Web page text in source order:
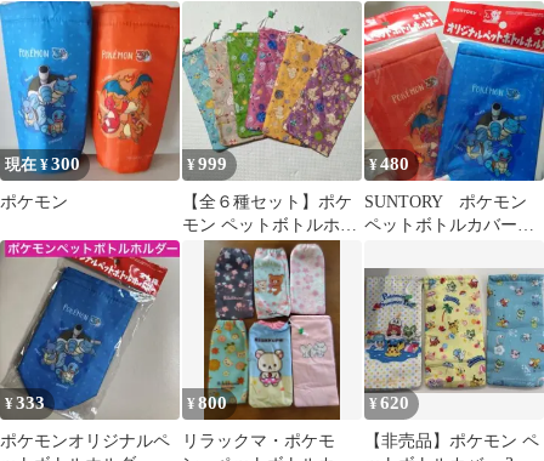
ー イッカネズミ×1個
現在 ¥300
ポケモン
¥999
【全６種セット】ポケ
モン ペットボトルホル
ダー ペットボトルカバ
ー 和柄
¥480
SUNTORY ポケモン
ペットボトルカバー 2
¥333
ポケモンオリジナルペ
¥800
リラックマ・ポケモ
¥620
【非売品】ポケモン ペ